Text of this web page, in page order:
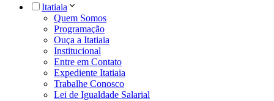
Itatiaia
Quem Somos
Programação
Ouça a Itatiaia
Institucional
Entre em Contato
Expediente Itatiaia
Trabalhe Conosco
Lei de Igualdade Salarial